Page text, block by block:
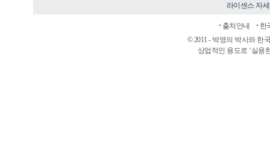
라이센스 자
출처안내
한
© 2011 - 박영의 박사와 한
상업적인 용도로 ‘실용